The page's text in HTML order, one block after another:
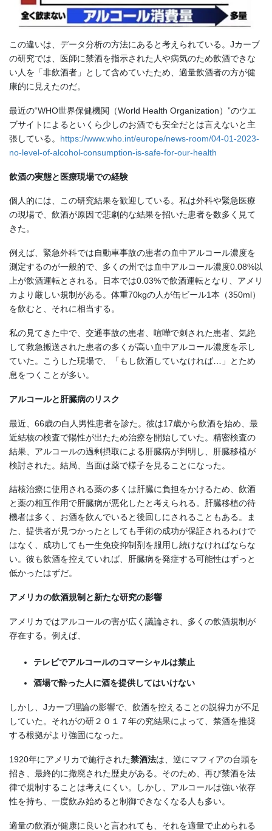
この違いは、データ分析の方法にあると考えられている。Jカーブ
の研究では、医師に禁酒を指示された人や病気のため飲酒できな
い人を「非飲酒者」として含めていたため、適量飲酒者の方が健
康的に見えたのだ。
最近の“WHO世界保健機関（World Health Organization）”のウエ
ブサイトによるといくら少しのお酒でも安全だとは言えないと主
張している。 https://www.who.int/europe/news-room/04-01-2023-
no-level-of-alcohol-consumption-is-safe-for-our-health
飲酒の実態と医療現場での経験
個人的には、この研究結果を歓迎している。私は外科や緊急医療
の現場で、飲酒が原因で悲劇的な結果を招いた患者を数多く見て
きた。
例えば、緊急外科では自動車事故の患者の血中アルコール濃度を
測定するのが一般的で、多くの州では血中アルコール濃度0.08%以
上が飲酒運転とされる。日本では0.03%で飲酒運転となり、アメリ
カより厳しい規制がある。体重70kgの人が缶ビール1本（350ml）
を飲むと、それに相当する。
私の見てきた中で、交通事故の患者、喧嘩で刺された患者、気絶
して救急搬送された患者の多くが高い血中アルコール濃度を示し
ていた。こうした現場で、「もし飲酒していなければ…」とため
息をつくことが多い。
アルコールと肝臓病のリスク
最近、66歳の白人男性患者を診た。彼は17歳から飲酒を始め、最
近結核の検査で陽性が出たため治療を開始していた。精密検査の
結果、アルコールの過剰摂取による肝臓病が判明し、肝臓移植が
検討された。結局、当面は薬で様子を見ることになった。
結核治療に使用される薬の多くは肝臓に負担をかけるため、飲酒
と薬の相互作用で肝臓病が悪化したと考えられる。肝臓移植の待
機者は多く、お酒を飲んでいると後回しにされることもある。ま
た、提供者が見つかったとしても手術の成功が保証されるわけで
はなく、成功しても一生免疫抑制剤を服用し続けなければならな
い。彼も飲酒を控えていれば、肝臓病を発症する可能性はずっと
低かったはずだ。
アメリカの飲酒規制と新たな研究の影響
アメリカではアルコールの害が広く議論され、多くの飲酒規制が
存在する。例えば、
テレビでアルコールのコマーシャルは禁止
酒場で酔った人に酒を提供してはいけない
しかし、Jカーブ理論の影響で、飲酒を控えることの説得力が不足
していた。それがの研２０１７年の究結果によって、禁酒を推奨
する根拠がより強固になった。
1920年にアメリカで施行された禁酒法は、逆にマフィアの台頭を
招き、最終的に撤廃された歴史がある。そのため、再び禁酒を法
律で規制することは考えにくい。しかし、アルコールは強い依存
性を持ち、一度飲み始めると制御できなくなる人も多い。
適量の飲酒が健康に良いと言われても、それを適量で止められる